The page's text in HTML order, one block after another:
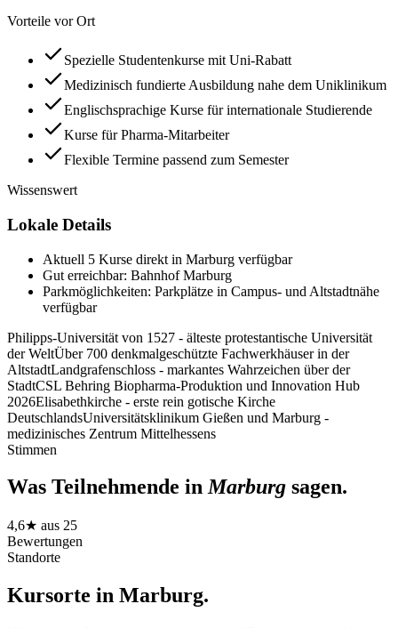
Vorteile vor Ort
Spezielle Studentenkurse mit Uni-Rabatt
Medizinisch fundierte Ausbildung nahe dem Uniklinikum
Englischsprachige Kurse für internationale Studierende
Kurse für Pharma-Mitarbeiter
Flexible Termine passend zum Semester
Wissenswert
Lokale Details
Aktuell 5 Kurse direkt in Marburg verfügbar
Gut erreichbar: Bahnhof Marburg
Parkmöglichkeiten: Parkplätze in Campus- und Altstadtnähe
verfügbar
Philipps-Universität von 1527 - älteste protestantische Universität
der WeltÜber 700 denkmalgeschützte Fachwerkhäuser in der
AltstadtLandgrafenschloss - markantes Wahrzeichen über der
StadtCSL Behring Biopharma-Produktion und Innovation Hub
2026Elisabethkirche - erste rein gotische Kirche
DeutschlandsUniversitätsklinikum Gießen und Marburg -
medizinisches Zentrum Mittelhessens
Stimmen
Was Teilnehmende in Marburg sagen.
4,6★ aus 25
Bewertungen
Standorte
Kursorte in Marburg.